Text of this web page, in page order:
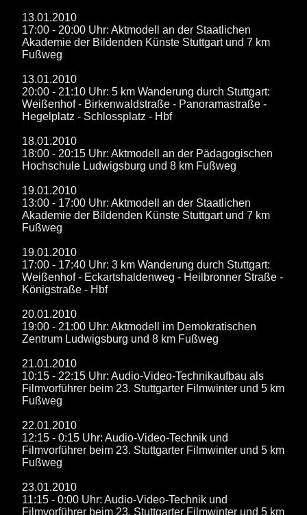
13.01.2010
17:00 - 20:00 Uhr: Aktmodell an der Staatlichen
Akademie der Bildenden Künste Stuttgart und 7 km
Fußweg
13.01.2010
20:00 - 21:10 Uhr: 5 km Wanderung durch Stuttgart:
Weißenhof - Birkenwaldstraße - Panoramastraße -
Hegelplatz - Schlossplatz - Hbf
18.01.2010
18:00 - 20:15 Uhr: Aktmodell an der Pädagogischen
Hochschule Ludwigsburg und 8 km Fußweg
19.01.2010
13:00 - 17:00 Uhr: Aktmodell an der Staatlichen
Akademie der Bildenden Künste Stuttgart und 7 km
Fußweg
19.01.2010
17:00 - 17:40 Uhr: 3 km Wanderung durch Stuttgart:
Weißenhof - Eckartshaldenweg - Heilbronner Straße -
Königstraße - Hbf
20.01.2010
19:00 - 21:00 Uhr: Aktmodell im Demokratischen
Zentrum Ludwigsburg und 8 km Fußweg
21.01.2010
10:15 - 22:15 Uhr: Audio-Video-Technikaufbau als
Filmvorführer beim 23. Stuttgarter Filmwinter und 5 km
Fußweg
22.01.2010
12:15 - 0:15 Uhr: Audio-Video-Technik und
Filmvorführer beim 23. Stuttgarter Filmwinter und 5 km
Fußweg
23.01.2010
11:15 - 0:00 Uhr: Audio-Video-Technik und
Filmvorführer beim 23. Stuttgarter Filmwinter und 5 km